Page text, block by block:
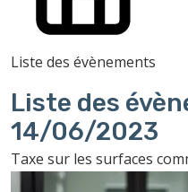
Liste des évènements
Liste des
14/06/2023
Taxe sur les surfaces